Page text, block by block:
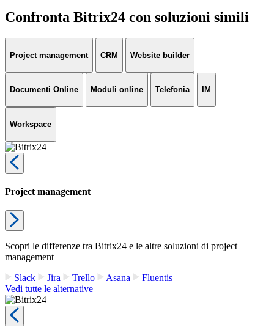
Confronta Bitrix24 con soluzioni simili
Project management CRM Website builder
Documenti Online Moduli online Telefonia IM
Workspace
Project management
Scopri le differenze tra Bitrix24 e le altre soluzioni di project
management
Slack
Jira Trello Asana
Fluentis
Vedi tutte le alternative